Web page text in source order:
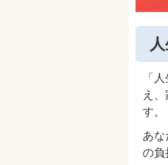
「
え
す。
あ
の負